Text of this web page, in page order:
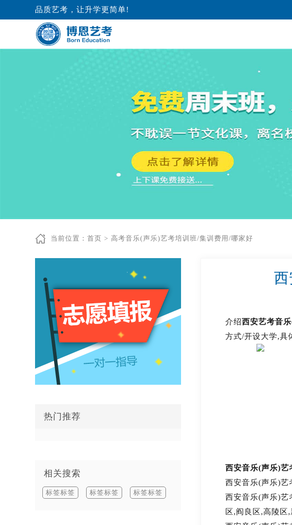
品质艺考，让升学更简单!
当前位置： 首页 > 高考音乐(声乐)艺考培训班/集训费用/哪家好
热门推荐
相关搜索
标签标签 标签标签 标签标签
介绍西安艺考音
方式/开设大学,具
西安音乐(声乐)艺
西安音乐(声乐)艺
西安音乐(声乐)艺
区,阎良区,高陵区